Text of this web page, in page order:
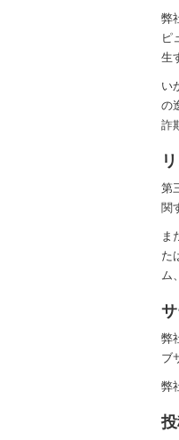
弊
ピ
生
い
の
詐
第
関
ま
た
ム
弊
ブ
弊